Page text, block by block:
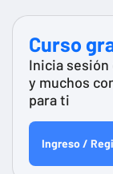
Curso
Inicia
y muchos
para ti
Ingreso /